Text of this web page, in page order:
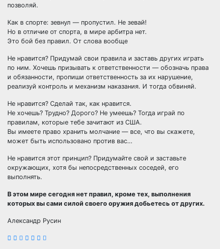
позволяй.
Как в спорте: зевнул — пропустил. Не зевай!
Но в отличие от спорта, в мире арбитра нет.
Это бой без правил. От слова вообще
Не нравится? Придумай свои правила и заставь других играть
по ним. Хочешь призывать к ответственности — обозначь права
и обязанности, пропиши ответственность за их нарушение,
реализуй контроль и механизм наказания. И тогда обвиняй.
Не нравится? Сделай так, как нравится.
Не хочешь? Трудно? Дорого? Не умеешь? Тогда играй по
правилам, которые тебе зачитают из США.
Вы имеете право хранить молчание — все, что вы скажете,
может быть использовано против вас…
Не нравится этот принцип? Придумайте свой и заставьте
окружающих, хотя бы непосредственных соседей, его
выполнять.
В этом мире сегодня нет правил, кроме тех, выполнения
которых вы сами силой своего оружия добьетесь от других.
Александр Русин